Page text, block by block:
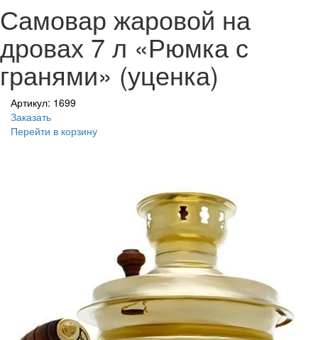
Самовар жаровой на
дровах 7 л «Рюмка с
гранями» (уценка)
Артикул: 1699
Заказать
Перейти в корзину